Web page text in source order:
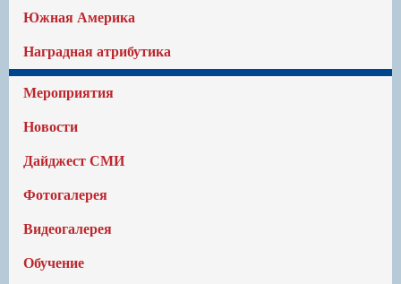
Южная Америка
Наградная атрибутика
Мероприятия
Новости
Дайджест СМИ
Фотогалерея
Видеогалерея
Обучение